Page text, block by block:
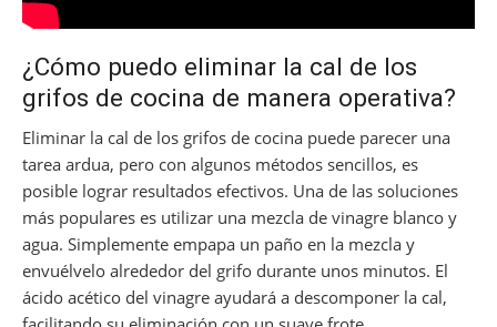
¿Cómo puedo eliminar la cal de los
grifos de cocina de manera operativa?
Eliminar la cal de los grifos de cocina puede parecer una
tarea ardua, pero con algunos métodos sencillos, es
posible lograr resultados efectivos. Una de las soluciones
más populares es utilizar una mezcla de vinagre blanco y
agua. Simplemente empapa un paño en la mezcla y
envuélvelo alrededor del grifo durante unos minutos. El
ácido acético del vinagre ayudará a descomponer la cal,